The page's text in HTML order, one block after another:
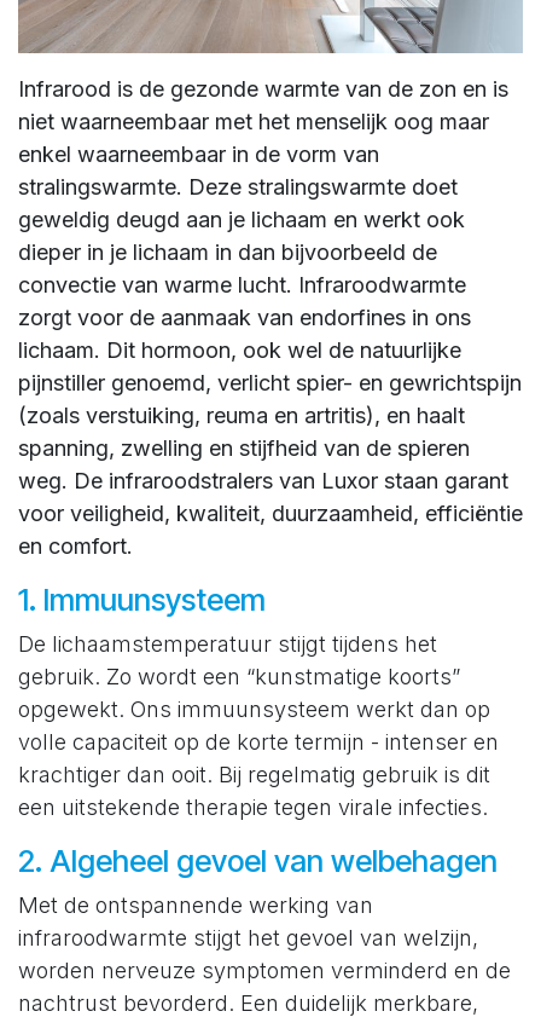
Infrarood is de gezonde warmte van de zon en is
niet waarneembaar met het menselijk oog maar
enkel waarneembaar in de vorm van
stralingswarmte. Deze stralingswarmte doet
geweldig deugd aan je lichaam en werkt ook
dieper in je lichaam in dan bijvoorbeeld de
convectie van warme lucht. Infraroodwarmte
zorgt voor de aanmaak van endorfines in ons
lichaam. Dit hormoon, ook wel de natuurlijke
pijnstiller genoemd, verlicht spier- en gewrichtspijn
(zoals verstuiking, reuma en artritis), en haalt
spanning, zwelling en stijfheid van de spieren
weg. De infraroodstralers van Luxor staan garant
voor veiligheid, kwaliteit, duurzaamheid, efficiëntie
en comfort.
1. Immuunsysteem
De lichaamstemperatuur stijgt tijdens het
gebruik. Zo wordt een “kunstmatige koorts”
opgewekt. Ons immuunsysteem werkt dan op
volle capaciteit op de korte termijn - intenser en
krachtiger dan ooit. Bij regelmatig gebruik is dit
een uitstekende therapie tegen virale infecties.
2. Algeheel gevoel van welbehagen
Met de ontspannende werking van
infraroodwarmte stijgt het gevoel van welzijn,
worden nerveuze symptomen verminderd en de
nachtrust bevorderd. Een duidelijk merkbare,